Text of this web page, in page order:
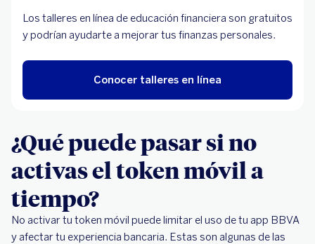
Los talleres en línea de educación financiera son gratuitos
y podrían ayudarte a mejorar tus finanzas personales.
Conocer talleres en línea
¿Qué puede pasar si no
activas el token móvil a
tiempo?
No activar tu token móvil puede limitar el uso de tu app BBVA
y afectar tu experiencia bancaria. Estas son algunas de las